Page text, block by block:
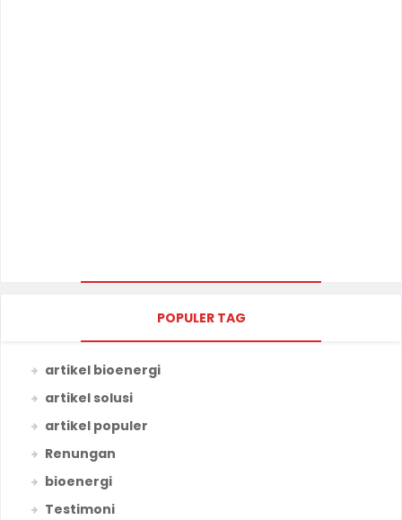
POPULER TAG
artikel bioenergi
artikel solusi
artikel populer
Renungan
bioenergi
Testimoni